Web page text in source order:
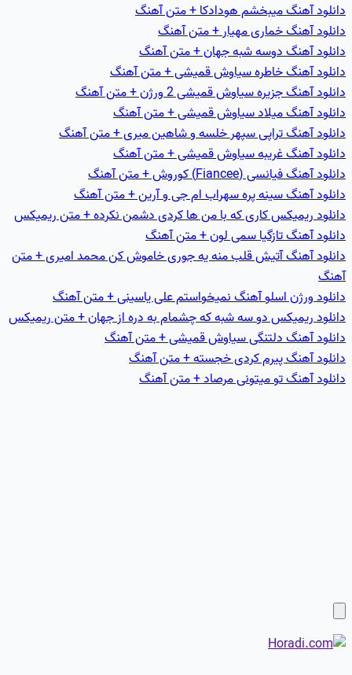
دانلود آهنگ میبخشم هودادکا + متن آهنگ
دانلود آهنگ خماری مهیار + متن آهنگ
دانلود آهنگ دوسه شبه جهان + متن آهنگ
دانلود آهنگ خاطره سیاوش قمیشی + متن آهنگ
دانلود آهنگ جزيره سیاوش قمیشی 2 ورژن + متن آهنگ
دانلود آهنگ ميلاد سیاوش قمیشی + متن آهنگ
دانلود آهنگ تراپی سپهر خلسه و شاهین میری + متن آهنگ
دانلود آهنگ غريبه سیاوش قمیشی + متن آهنگ
دانلود آهنگ فیانسی (Fiancee) کوروش + متن آهنگ
دانلود آهنگ سینه پره سهراب ام جی و آرین + متن آهنگ
دانلود ریمیکس کاری که با من ها کردی دشمن نکرده + متن ریمیکس
دانلود آهنگ تازگیا سمی لون + متن آهنگ
دانلود آهنگ آتیش قلب منه یه جوری خاموش کن محمد امیری + متن
آهنگ
دانلود ورژن اسلو آهنگ نمیخواستم علی یاسینی + متن آهنگ
دانلود ریمیکس دو سه شبه که چشمام به دره از جهان + متن ریمیکس
دانلود آهنگ دلتنگی سیاوش قمیشی + متن آهنگ
دانلود آهنگ پیرم کردی خجسته + متن آهنگ
دانلود آهنگ تو میتونی مرصاد + متن آهنگ